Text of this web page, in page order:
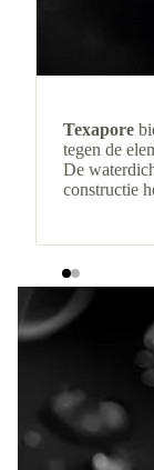
Texapore
tegen de
De
constructie